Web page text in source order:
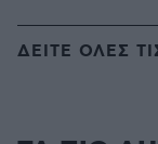
ΔΕΙΤΕ ΟΛΕΣ